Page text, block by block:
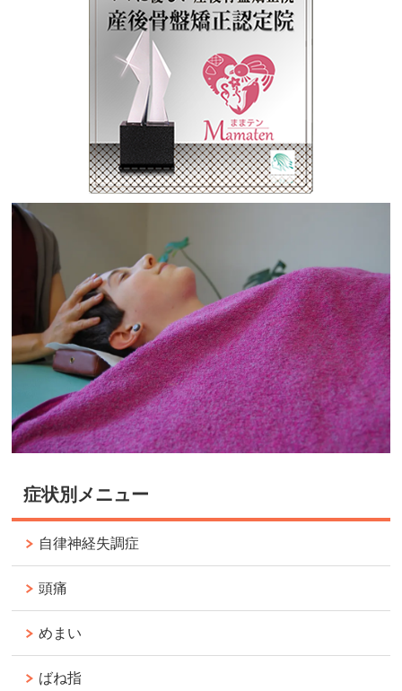
症状別メニュー
自律神経失調症
頭痛
めまい
ばね指